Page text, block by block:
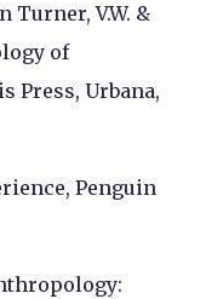
Turner, V.W. &
of
Press, Urbana,
Penguin